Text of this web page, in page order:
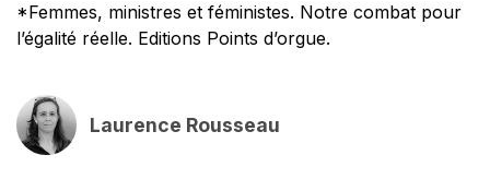
*Femmes, ministres et féministes. Notre combat pour
l’égalité réelle. Editions Points d’orgue.
Laurence Rousseau